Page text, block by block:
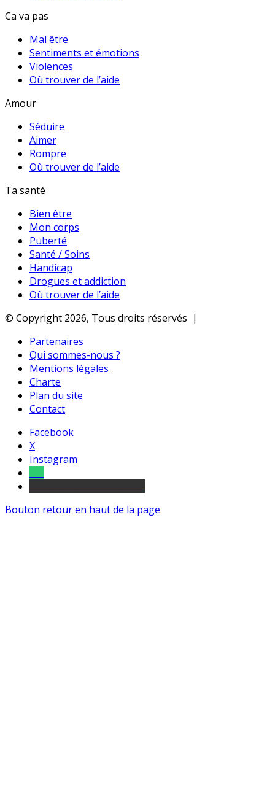
Ca va pas
Mal être
Sentiments et émotions
Violences
Où trouver de l’aide
Amour
Séduire
Aimer
Rompre
Où trouver de l’aide
Ta santé
Bien être
Mon corps
Puberté
Santé / Soins
Handicap
Drogues et addiction
Où trouver de l’aide
© Copyright 2026, Tous droits réservés |
Partenaires
Qui sommes-nous ?
Mentions légales
Charte
Plan du site
Contact
Facebook
X
Instagram
Bouton retour en haut de la page